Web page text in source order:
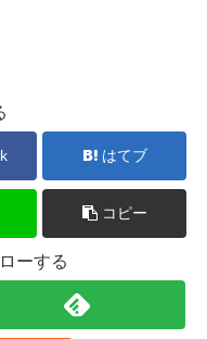
はてブ
コピー
ーする